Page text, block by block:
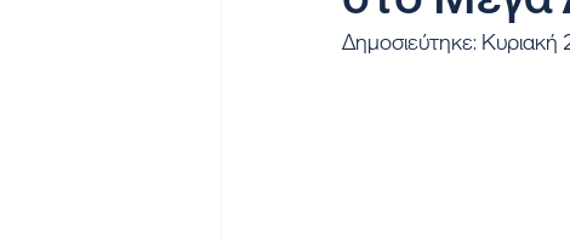
Δημοσιεύτηκε: